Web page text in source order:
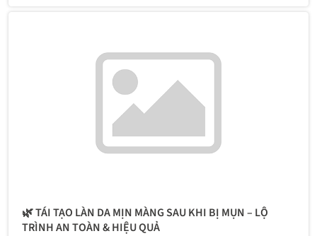
🌿 TÁI TẠO LÀN DA MỊN MÀNG SAU KHI BỊ MỤN – LỘ
TRÌNH AN TOÀN & HIỆU QUẢ